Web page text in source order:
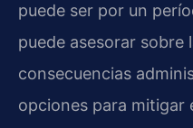
puede ser por un
puede asesorar sobre
consecuencias
opciones para mitigar